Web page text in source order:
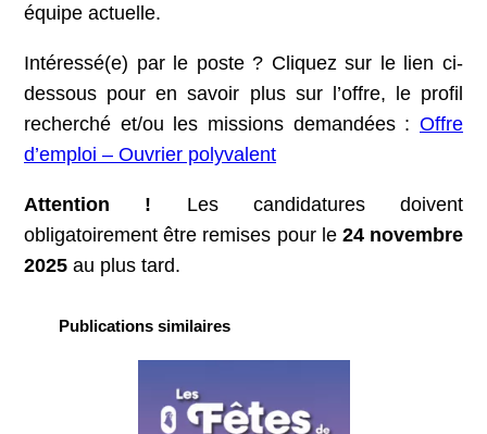
équipe actuelle.
Intéressé(e) par le poste ? Cliquez sur le lien ci-
dessous pour en savoir plus sur l’offre, le profil
recherché et/ou les missions demandées : Offre
d’emploi – Ouvrier polyvalent
Attention ! Les candidatures doivent
obligatoirement être remises pour le 24 novembre
2025 au plus tard.
Publications similaires